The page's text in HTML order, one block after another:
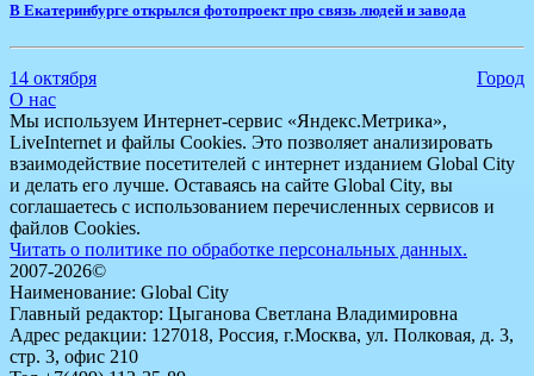
В Екатеринбурге открылся фотопроект про связь людей и завода
14 октября
Город
О нас
Мы используем Интернет-сервис «Яндекс.Метрика»,
LiveInternet и файлы Cookies. Это позволяет анализировать
взаимодействие посетителей с интернет изданием Global City
и делать его лучше. Оставаясь на сайте Global City, вы
соглашаетесь с использованием перечисленных сервисов и
файлов Cookies.
Читать о политике по обработке персональных данных.
2007-2026©
Наименование: Global City
Главный редактор: Цыганова Светлана Владимировна
Адрес редакции: 127018, Россия, г.Москва, ул. Полковая, д. 3,
стр. 3, офис 210